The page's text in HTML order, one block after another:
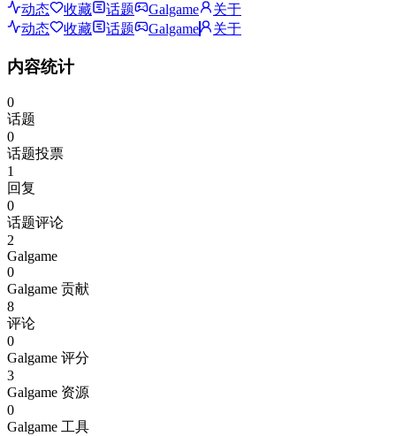
动态
收藏 话题 Galgame
关于
动态
收藏 话题 Galgame 关于
内容统计
0
话题
0
话题投票
1
回复
0
话题评论
2
Galgame
0
Galgame 贡献
8
评论
0
Galgame 评分
3
Galgame 资源
0
Galgame 工具